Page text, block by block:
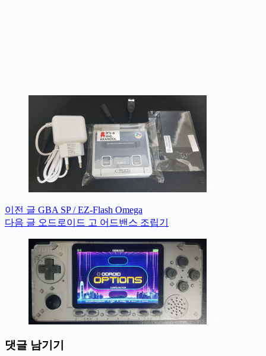
이전 글 GBA SP / EZ-Flash Omega
다음 글 오드로이드 고 어드밴스 조립기
댓글 남기기